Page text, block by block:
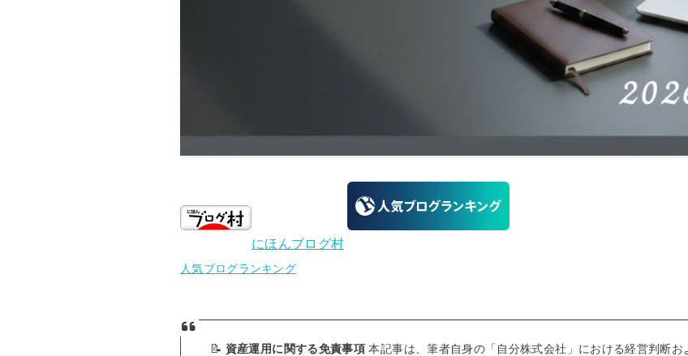
にほんブログ村
人気ブログランキング
📝 資産運用に関する免責事項 本記事は、筆者自身の「自分株式会社」における経営判断